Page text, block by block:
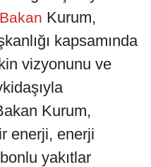
Bakan Kurum,
kapsamında
vizyonunu ve
Kurum,
enerji, enerji
yakıtlar